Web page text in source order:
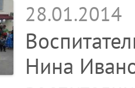
28.01.2014
Нина